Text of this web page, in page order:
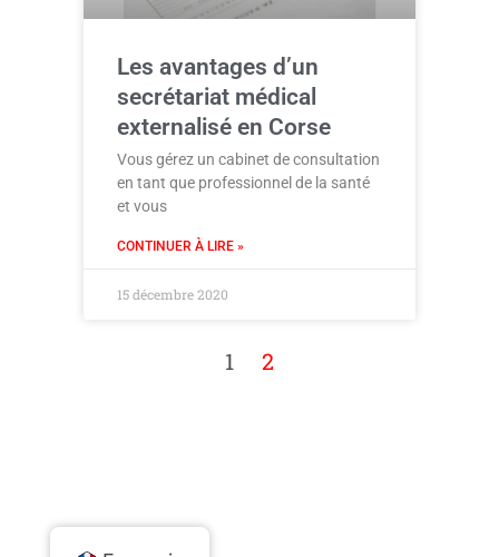
Les avantages d’un
secrétariat médical
externalisé en Corse
Vous gérez un cabinet de consultation
en tant que professionnel de la santé
et vous
CONTINUER À LIRE »
15 décembre 2020
1 2